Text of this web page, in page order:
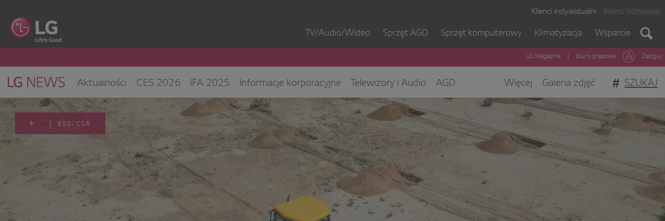
Klienci indywidualni Klienci biznesowi
TV/Audio/Wideo Sprzęt AGD Sprzęt komputerowy Klimatyzacja Wsparcie
LG Magazine Biuro prasowe Zaloguj
Aktualności CES 2026 IFA 2025 Informacje korporacyjne Telewizory i Audio
AGD
Klimatyzacja i pompy ciepła
Sprzęt IT ESG/CSR Kontakt dla mediów
Biuro Obsługi Klienta
CES 2025
Więcej Galeria zdjęć # SZUKAJ
ESG/CSR